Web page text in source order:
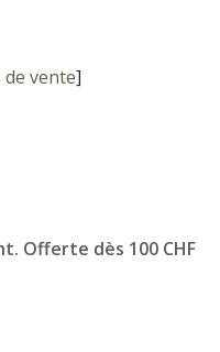
vente]
Offerte dès 100 CHF